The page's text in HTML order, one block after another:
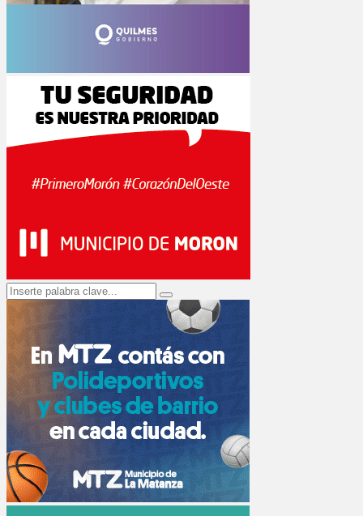
Search
for:
Search